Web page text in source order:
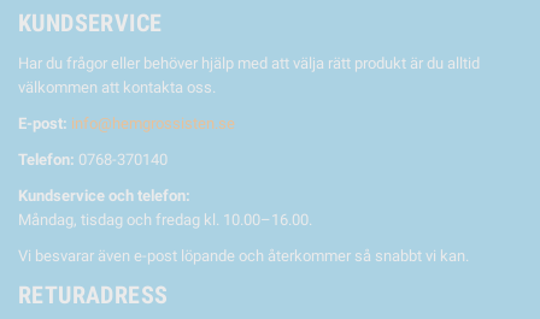
KUNDSERVICE
Har du frågor eller behöver hjälp med att välja rätt produkt är du alltid
välkommen att kontakta oss.
E-post: info@hemgrossisten.se
Telefon: 0768-370140
Kundservice och telefon:
Måndag, tisdag och fredag kl. 10.00–16.00.
Vi besvarar även e-post löpande och återkommer så snabbt vi kan.
RETURADRESS